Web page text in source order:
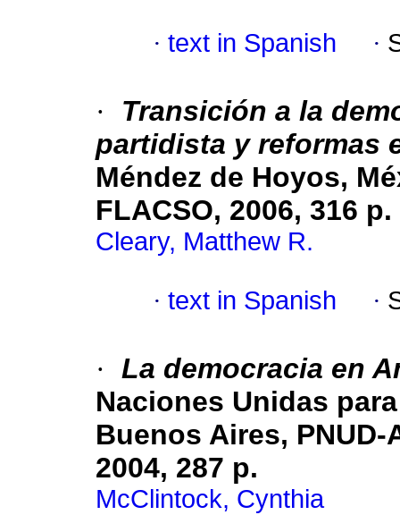
· text in Spanish ·
·
Transición a la
partidista y reformas
Méndez de Hoyos,
FLACSO, 2006, 316 p.
Cleary, Matthew R.
· text in Spanish ·
· La democracia en
Naciones Unidas
Buenos Aires,
2004, 287 p.
McClintock, Cynthia